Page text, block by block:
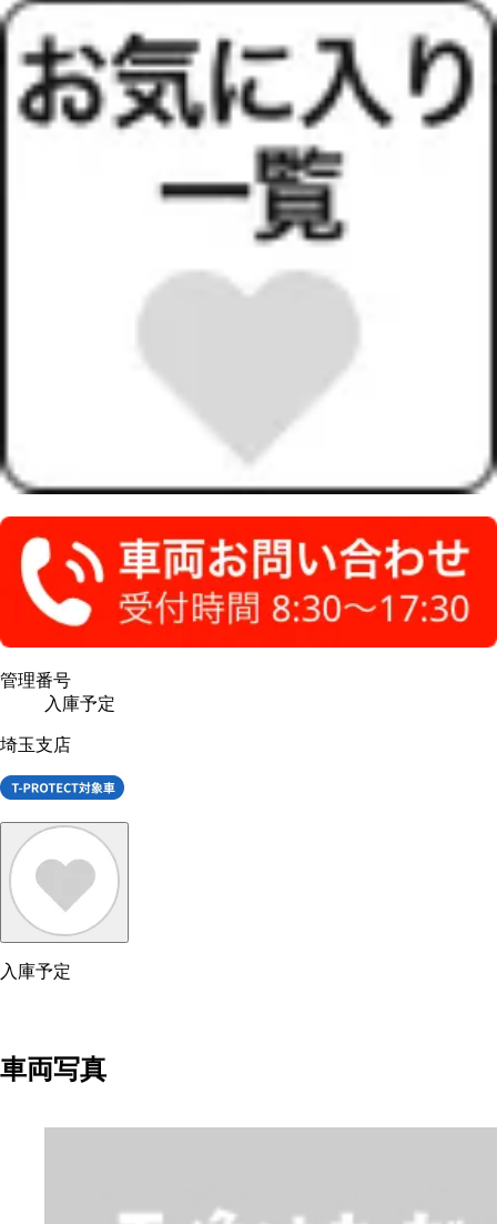
管理番号
入庫予定
埼玉支店
入庫予定
車両写真